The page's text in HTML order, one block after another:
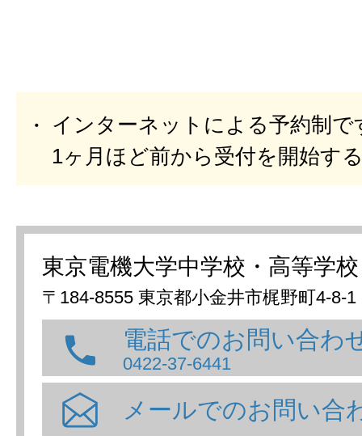
インターネットによる予約制で
1ヶ月ほど前から受付を開始す
東京電機大学中学校・高等学校
〒184-8555 東京都小金井市梶野町4-8-1
電話でのお問い合わ
0422-37-6441
メールでのお問い合